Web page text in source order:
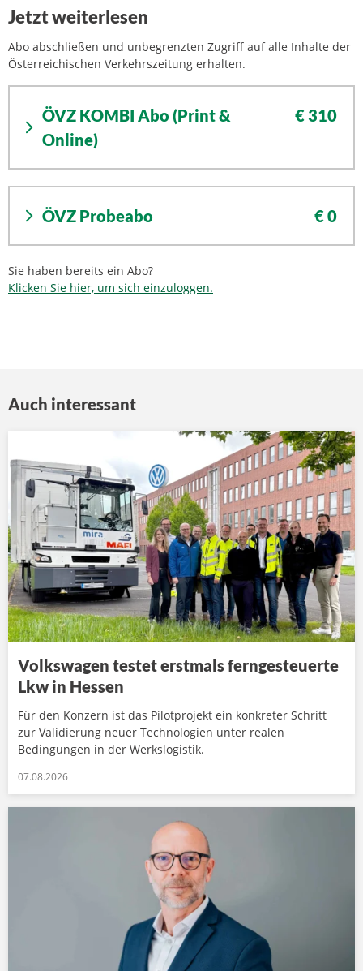
Jetzt weiterlesen
Abo abschließen und unbegrenzten Zugriff auf alle Inhalte der
Österreichischen Verkehrszeitung erhalten.
ÖVZ KOMBI Abo (Print &
Online)
€ 310
ÖVZ Probeabo € 0
Sie haben bereits ein Abo?
Klicken Sie hier, um sich einzuloggen.
Auch interessant
Volkswagen testet erstmals ferngesteuerte
Lkw in Hessen
Für den Konzern ist das Pilotprojekt ein konkreter Schritt
zur Validierung neuer Technologien unter realen
Bedingungen in der Werkslogistik.
07.08.2026